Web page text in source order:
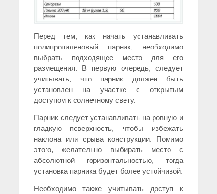
Перед тем, как начать устанавливать
полипропиленовый парник, необходимо
выбрать подходящее место для его
размещения. В первую очередь, следует
учитывать, что парник должен быть
установлен на участке с открытым
доступом к солнечному свету.
Парник следует устанавливать на ровную и
гладкую поверхность, чтобы избежать
наклона или срыва конструкции. Помимо
этого, желательно выбирать место с
абсолютной горизонтальностью, тогда
установка парника будет более устойчивой.
Необходимо также учитывать доступ к